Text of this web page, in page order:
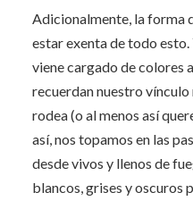
Adicionalmente, la forma
estar exenta de todo
viene cargado de colores
recuerdan nuestro
rodea (o al menos así
así, nos topamos en las
desde vivos y llenos de
blancos, grises y oscuros